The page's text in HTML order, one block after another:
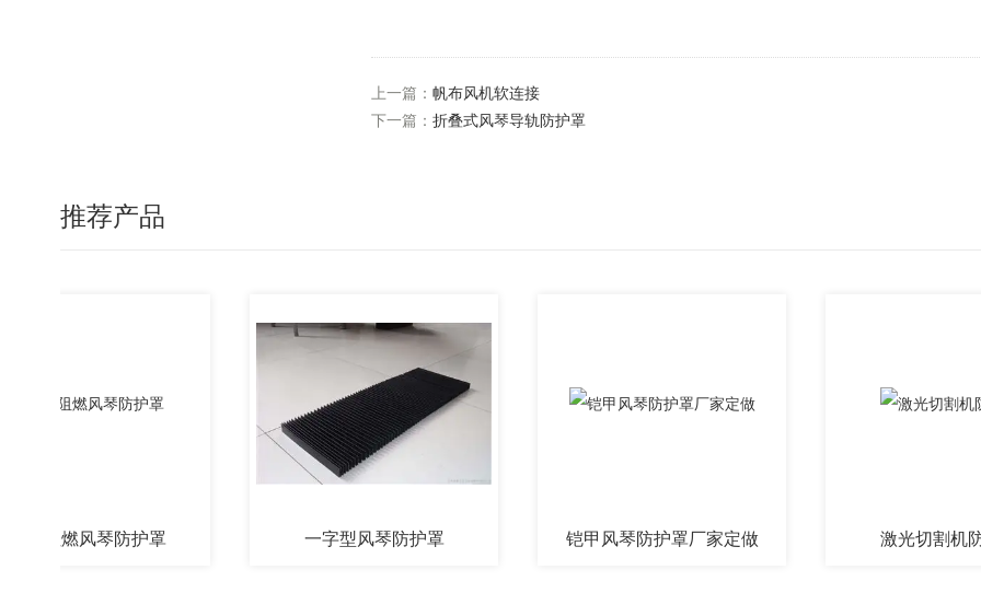
上一篇： 帆布风机软连接
下一篇： 折叠式风琴导轨防护罩
推荐产品
燃风琴防护罩 一字型风琴防护罩 铠甲风琴防护罩厂家定做 激光切割机防护罩